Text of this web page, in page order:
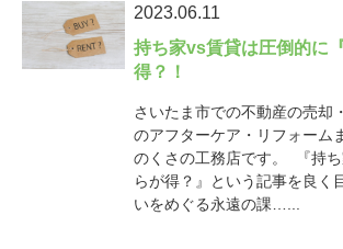
2023.06.11
持ち家vs賃貸は圧倒的に
得？！
さいたま市での不動産の売却
のアフターケア・リフォーム
のくさの工務店です。 『持
らが得？』という記事を良く
いをめぐる永遠の課…...